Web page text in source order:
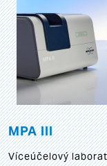
MPA III
Víceúčelový